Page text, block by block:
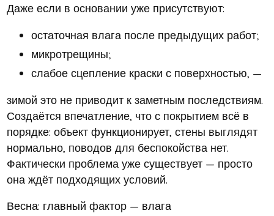
Даже если в основании уже присутствуют:
остаточная влага после предыдущих работ;
микротрещины;
слабое сцепление краски с поверхностью, —
зимой это не приводит к заметным последствиям.
Создаётся впечатление, что с покрытием всё в
порядке: объект функционирует, стены выглядят
нормально, поводов для беспокойства нет.
Фактически проблема уже существует — просто
она ждёт подходящих условий.
Весна: главный фактор — влага